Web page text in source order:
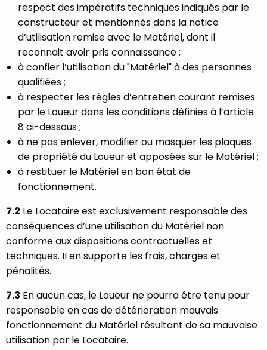
respect des impératifs techniques indiqués par le
constructeur et mentionnés dans la notice
d’utilisation remise avec le Matériel, dont il
reconnait avoir pris connaissance ;
à confier l’utilisation du "Matériel" à des personnes
qualifiées ;
à respecter les règles d’entretien courant remises
par le Loueur dans les conditions définies à l’article
8 ci-dessous ;
à ne pas enlever, modifier ou masquer les plaques
de propriété du Loueur et apposées sur le Matériel ;
à restituer le Matériel en bon état de
fonctionnement.
7.2 Le Locataire est exclusivement responsable des
conséquences d’une utilisation du Matériel non
conforme aux dispositions contractuelles et
techniques. II en supporte les frais, charges et
pénalités.
7.3 En aucun cas, le Loueur ne pourra être tenu pour
responsable en cas de détérioration mauvais
fonctionnement du Matériel résultant de sa mauvaise
utilisation par le Locataire.